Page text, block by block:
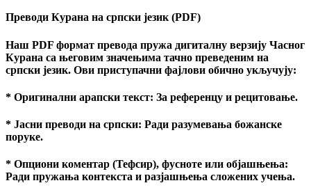
Преводи Курана на српски језик (PDF)
Наш PDF формат превода пружа дигиталну верзију Часног
Курана са његовим значењима тачно преведеним на
српски језик. Ови приступачни фајлови обично укључују:
* Оригинални арапски текст: За референцу и рецитовање.
* Јасни преводи на српски: Ради разумевања божанске
поруке.
* Опциони коментар (Тефсир), фусноте или објашњења:
Ради пружања контекста и разјашњења сложених учења.